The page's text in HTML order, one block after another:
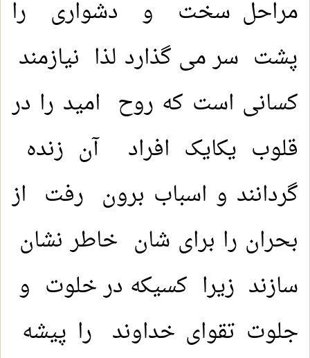
مراحل سخت و دشواری را
پشت سر می گذارد لذا نیازمند
کسانی است که روح امید را در
قلوب یکایک افراد آن زنده
گردانند و اسباب برون رفت از
بحران را برای شان خاطر نشان
سازند زیرا کسیکه در خلوت و
جلوت تقوای خداوند را پیشه